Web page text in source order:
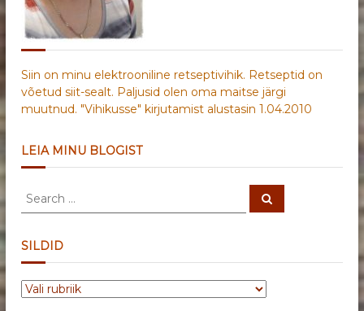
Siin on minu elektrooniline retseptivihik. Retseptid on
võetud siit-sealt. Paljusid olen oma maitse järgi
muutnud. "Vihikusse" kirjutamist alustasin 1.04.2010
LEIA MINU BLOGIST
S
r
c
h
f
S
e
SILDID
S